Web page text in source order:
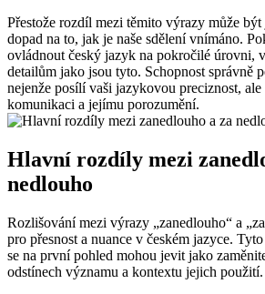
Přestože rozdíl mezi těmito výrazy může
dopad na to, jak je naše sdělení vnímáno.
ovládnout český jazyk na pokročilé úrovni,
detailům jako jsou tyto. Schopnost správně
nejenže posílí vaši jazykovou preciznost, ale
komunikaci a jejímu porozumění.
Hlavní rozdíly mezi
nedlouho
Rozlišování mezi výrazy „zanedlouho“ a
pro přesnost a nuance v českém jazyce.
se na první pohled mohou jevit jako
odstínech významu a kontextu jejich použití.